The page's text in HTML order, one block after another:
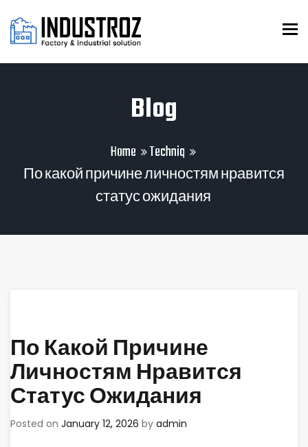
Blog
Home
Techniq
По какой причине личностям нравится
статус ожидания
По Какой Причине
Личностям Нравится
Статус Ожидания
Posted on January 12, 2026 by admin